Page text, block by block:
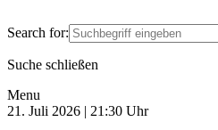
Search for:
Suche schließen
Menu
21. Juli 2026 | 21:30 Uhr